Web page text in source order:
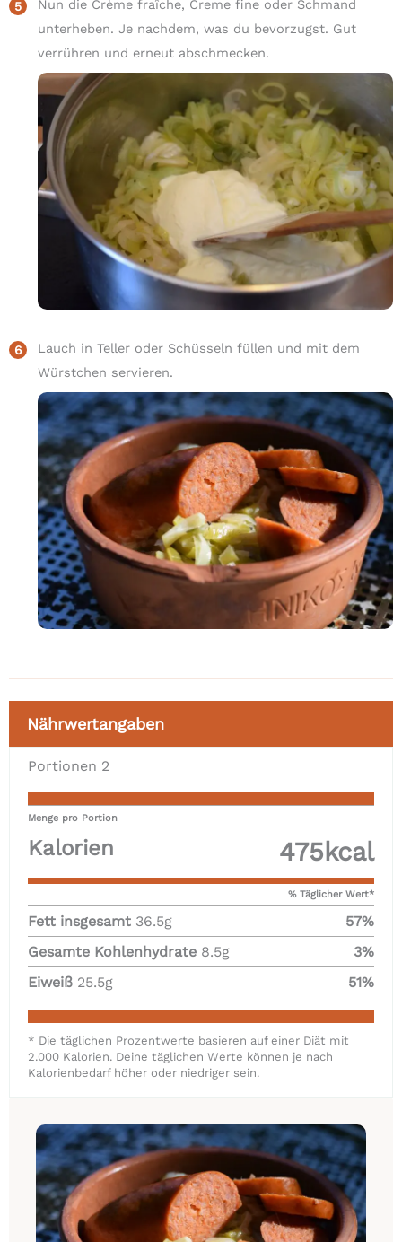
Nun die Crème fraîche, Creme fine oder Schmand
unterheben. Je nachdem, was du bevorzugst. Gut
verrühren und erneut abschmecken.
Lauch in Teller oder Schüsseln füllen und mit dem
Würstchen servieren.
Nährwertangaben
Portionen 2
Menge pro Portion
Kalorien 475kcal
% Täglicher Wert*
Fett insgesamt 36.5g 57%
Gesamte Kohlenhydrate 8.5g 3%
Eiweiß 25.5g 51%
* Die täglichen Prozentwerte basieren auf einer Diät mit
2.000 Kalorien. Deine täglichen Werte können je nach
Kalorienbedarf höher oder niedriger sein.